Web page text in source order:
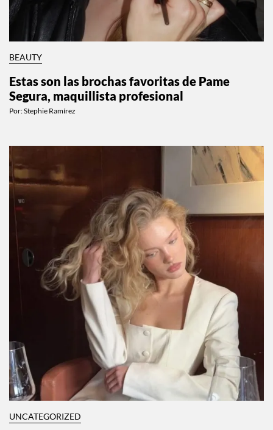
BEAUTY
Estas son las brochas favoritas de Pame
Segura, maquillista profesional
Por:Stephie Ramírez
UNCATEGORIZED